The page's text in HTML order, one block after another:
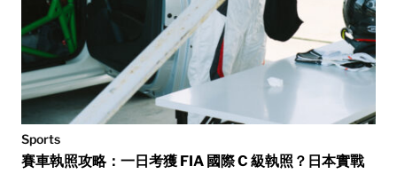
Sports
賽車執照攻略：一日考獲 FIA 國際 C 級執照？日本實戰